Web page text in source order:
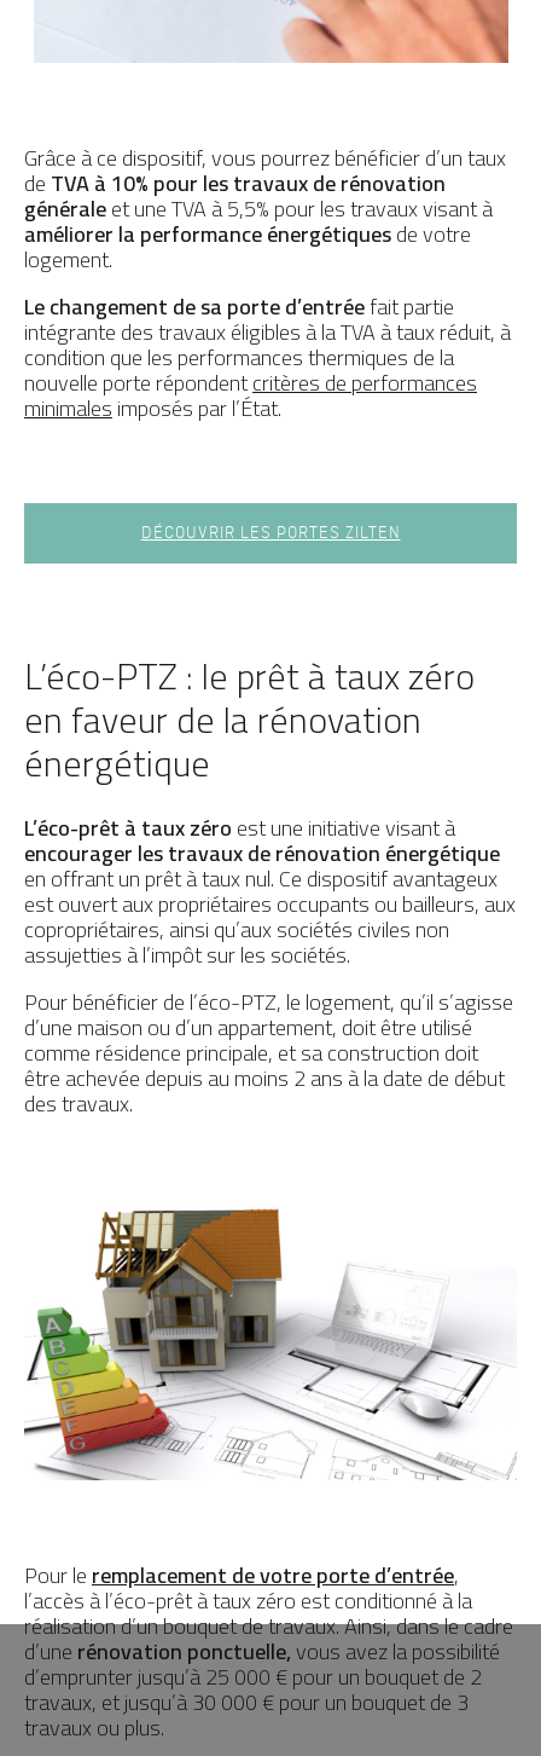
Grâce à ce dispositif, vous pourrez bénéficier d’un taux
deTVA à 10% pour les travaux de rénovation
généraleet une TVA à 5,5% pour les travaux visant à
améliorer la performance énergétiquesde votre
logement.
Le changement de sa porte d’entréefait partie
intégrante des travaux éligibles à la TVA à taux réduit, à
condition que les performances thermiques de la
nouvelle porte répondentcritères de performances
minimalesimposés par l’État.
DÉCOUVRIR LES PORTES ZILTEN
L’éco-PTZ : le prêt à taux zéro
en faveur de la rénovation
énergétique
L’éco-prêt à taux zéroest une initiative visant à
encourager les travaux de rénovation énergétique
en offrant un prêt à taux nul. Ce dispositif avantageux
est ouvert aux propriétaires occupants ou bailleurs, aux
copropriétaires, ainsi qu’aux sociétés civiles non
assujetties à l’impôt sur les sociétés.
Pour bénéficier de l’éco-PTZ, le logement, qu’il s’agisse
d’une maison ou d’un appartement, doit être utilisé
comme résidence principale, et sa construction doit
être achevée depuis au moins 2 ans à la date de début
des travaux.
Pour leremplacement de votre porte d’entrée,
l’accès à l’éco-prêt à taux zéro est conditionné à la
réalisation d’un bouquet de travaux. Ainsi, dans le cadre
d’unerénovation ponctuelle,vous avez la possibilité
d’emprunter jusqu’à 25 000 € pour un bouquet de 2
travaux, et jusqu’à 30 000 € pour un bouquet de 3
travaux ou plus.